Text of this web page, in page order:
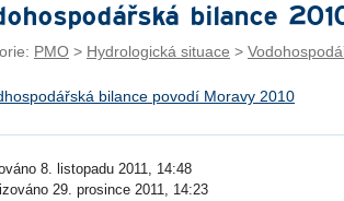
bilance
PMO > Hydrologická situace >
bilance povodí Moravy 2010
8. listopadu 2011, 14:48
29. prosince 2011, 14:23